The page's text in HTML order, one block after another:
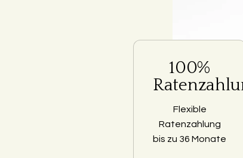
100%
Flexible
Ratenzahlung
bis zu 36 Monate